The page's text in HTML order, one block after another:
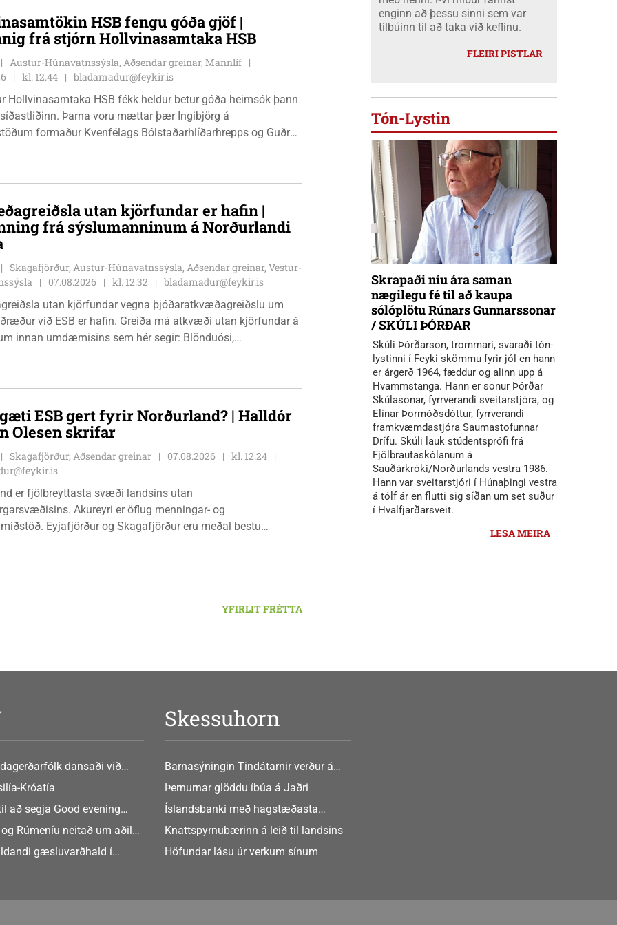
HSB fengu góða gjöf |
frá stjórn Hollvinasamtaka HSB
Austur-Húnavatnssýsla, Aðsendar greinar, Mannlíf
kl. 12.44
bladamadur@feykir.is
Hollvinasamtaka HSB fékk heldur betur góða heimsók þann
Þarna voru mættar þær Ingibjörg á
formaður Kvenfélags Bólstaðarhlíðarhrepps og Guðrún
í aðstöðu sjúkraþjálfara.
utan kjörfundar er hafin |
frá sýslumanninum á Norðurlandi
Skagafjörður, Austur-Húnavatnssýsla, Aðsendar greinar, Vestur-
07.08.2026 kl. 12.32
bladamadur@feykir.is
utan kjörfundar vegna þjóðaratkvæðagreiðslu um
er hafin. Greiða má atkvæði utan kjörfundar á
innan umdæmisins sem hér segir: Blönduósi,
- 15:00. Hvammstanga, ráðhúsi Húnaþings vestra að
og föstudaga kl. 10:00 - 12:00. Skagaströnd,
að Túnbraut 1-3, Skagaströnd, mánudaga -
kl. 09:00 - 12:00 og 13:00 - 15:00, frá og með
17. ágúst 2026.
ESB gert fyrir Norðurland? | Halldór
Olesen skrifar
Skagafjörður, Aðsendar greinar 07.08.2026
kl. 12.24
er fjölbreyttasta svæði landsins utan
Akureyri er öflug menningar- og
Eyjafjörður og Skagafjörður eru meðal bestu
og nýsköpun.
YFIRLIT FRÉTTA
enginn að þessu sinni sem var
tilbúinn til að taka við keflinu.
FLEIRI PISTLAR
Tón-Lystin
Skrapaði níu ára saman
nægilegu fé til að kaupa
sólóplötu Rúnars Gunnarssonar
/ SKÚLI ÞÓRÐAR
Skúli Þórðarson, trommari, svaraði tón-
lystinni í Feyki skömmu fyrir jól en hann
er árgerð 1964, fæddur og alinn upp á
Hvammstanga. Hann er sonur Þórðar
Skúlasonar, fyrrverandi sveitarstjóra, og
Elínar Þormóðsdóttur, fyrrverandi
framkvæmdastjóra Saumastofunnar
Drífu. Skúli lauk stúdentsprófi frá
Fjölbrautaskólanum á
Sauðárkróki/Norðurlands vestra 1986.
Hann var sveitarstjóri í Húnaþingi vestra
á tólf ár en flutti sig síðan um set suður
í Hvalfjarðarsveit.
LESA MEIRA
dansaði við
Króatía
að segja Good evening
Rúmeníu neitað um aðild
gæsluvarðhald í
Skessuhorn
Barnasýningin Tindátarnir verður á
Bókasafni Akraness í dag ? tónlist
Þernurnar glöddu íbúa á Jaðri
Íslandsbanki með hagstæðasta
tilboðið
Knattspyrnubærinn á leið til landsins
Höfundar lásu úr verkum sínum